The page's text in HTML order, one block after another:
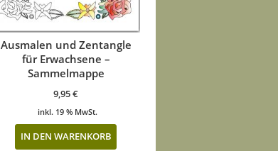
Ausmalen und Zentangle
für Erwachsene –
Sammelmappe
9,95€
inkl. 19 % MwSt.
IN DEN WARENKORB